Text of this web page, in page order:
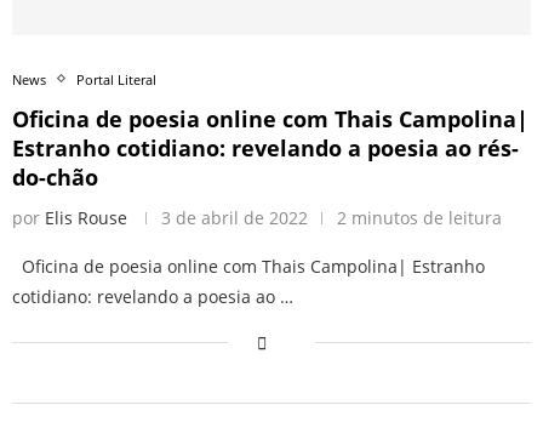
News Portal Literal
Oficina de poesia online com Thais Campolina|
Estranho cotidiano: revelando a poesia ao rés-
do-chão
por Elis Rouse 3 de abril de 2022 2 minutos de leitura
Oficina de poesia online com Thais Campolina| Estranho
cotidiano: revelando a poesia ao …